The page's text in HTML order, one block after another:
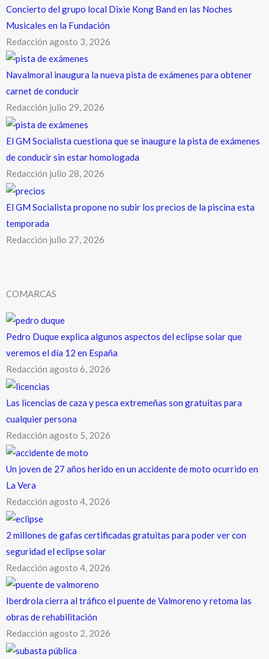
Concierto del grupo local Dixie Kong Band en las Noches
Musicales en la Fundación
Redacción agosto 3, 2026
Navalmoral inaugura la nueva pista de exámenes para obtener
carnet de conducir
Redacción julio 29, 2026
El GM Socialista cuestiona que se inaugure la pista de exámenes
de conducir sin estar homologada
Redacción julio 28, 2026
El GM Socialista propone no subir los precios de la piscina esta
temporada
Redacción julio 27, 2026
COMARCAS
Pedro Duque explica algunos aspectos del eclipse solar que
veremos el día 12 en España
Redacción agosto 6, 2026
Las licencias de caza y pesca extremeñas son gratuitas para
cualquier persona
Redacción agosto 5, 2026
Un joven de 27 años herido en un accidente de moto ocurrido en
La Vera
Redacción agosto 4, 2026
2 millones de gafas certificadas gratuitas para poder ver con
seguridad el eclipse solar
Redacción agosto 4, 2026
Iberdrola cierra al tráfico el puente de Valmoreno y retoma las
obras de rehabilitación
Redacción agosto 2, 2026